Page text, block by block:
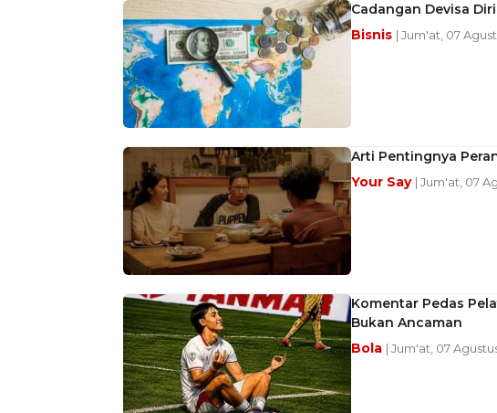
Cadangan Devisa
Bisnis | Jum'at, 07
Arti Pentingnya
Your Say | Jum'at, 07
Komentar Pedas
Bukan Ancaman
Bola | Jum'at, 07